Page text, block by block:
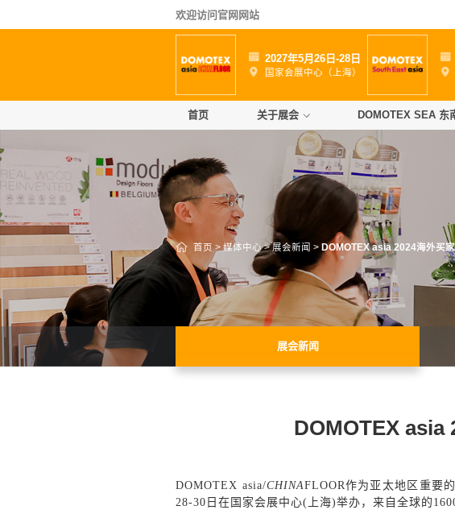
欢迎访问官网网站
2027年5月26日-28日
国家会展中心（上海）
首页 关于展会 DOMOTEX SEA 东
首页>媒体中心>展会新闻 >DOMOTEX asia 2024海外买
展会新闻
DOMOTEX asia
DOMOTEX asia/CHINAFLOOR作为亚太地区重要
28-30日在国家会展中心(上海)举办，来自全球的